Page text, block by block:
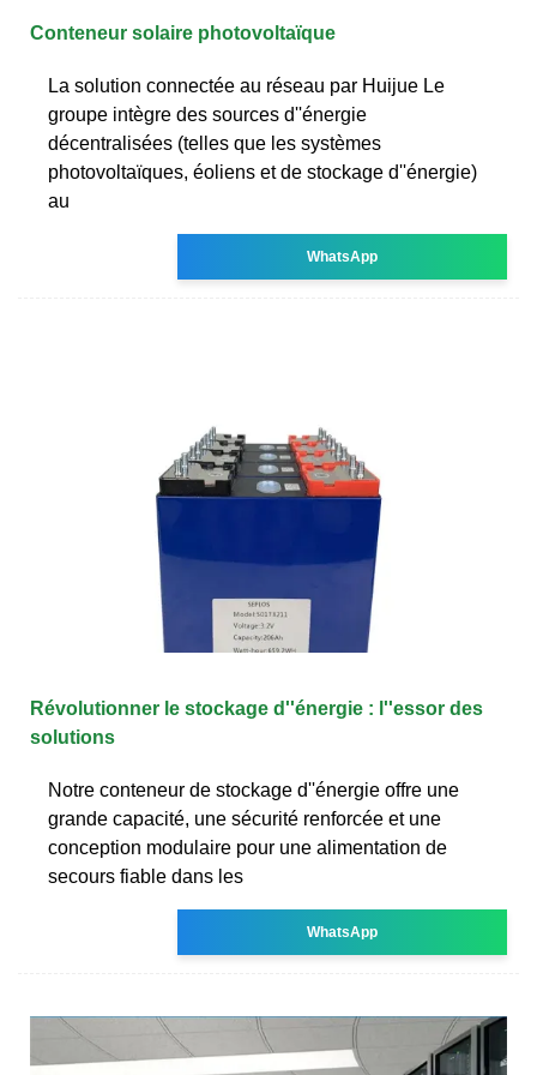
Conteneur solaire photovoltaïque
La solution connectée au réseau par Huijue Le
groupe intègre des sources d''énergie
décentralisées (telles que les systèmes
photovoltaïques, éoliens et de stockage d''énergie)
au
WhatsApp
Révolutionner le stockage d''énergie : l''essor des
solutions
Notre conteneur de stockage d''énergie offre une
grande capacité, une sécurité renforcée et une
conception modulaire pour une alimentation de
secours fiable dans les
WhatsApp